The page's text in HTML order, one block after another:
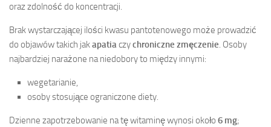
oraz zdolność do koncentracji.
Brak wystarczającej ilości kwasu pantotenowego może prowadzić
do objawów takich jakapatiaczychroniczne zmęczenie. Osoby
najbardziej narażone na niedobory to między innymi:
wegetarianie,
osoby stosujące ograniczone diety.
Dzienne zapotrzebowanie na tę witaminę wynosi około 6 mg;